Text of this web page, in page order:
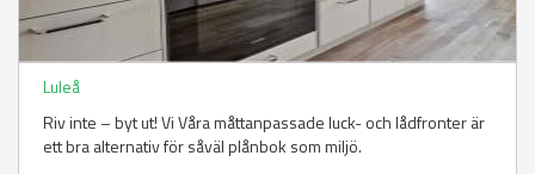
Luleå
Riv inte – byt ut! Vi Våra måttanpassade luck- och lådfronter är
ett bra alternativ för såväl plånbok som miljö.